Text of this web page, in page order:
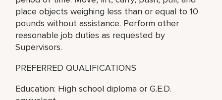
place objects weighing less than or equal to 10
pounds without assistance. Perform other
reasonable job duties as requested by
Supervisors.
PREFERRED QUALIFICATIONS
Education: High school diploma or G.E.D.